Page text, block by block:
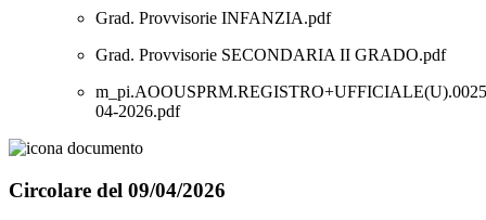
Grad. Provvisorie INFANZIA.pdf
Grad. Provvisorie SECONDARIA II GRADO.pdf
04-2026.pdf
Circolare del 09/04/2026